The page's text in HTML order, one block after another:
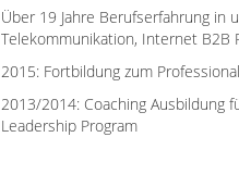
Über 19 Jahre Berufserfahrung in
Telekommunikation, Internet B2B
2015: Fortbildung zum
2013/2014: Coaching Ausbildung
Leadership Program